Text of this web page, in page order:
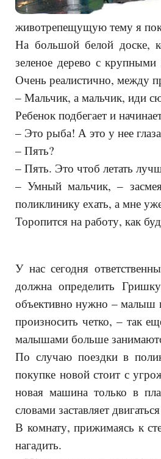
животрепещущую тему я
На большой белой доске,
зеленое дерево с
Очень реалистично, между
– Мальчик, а мальчик, иди
Ребенок подбегает и
– Это рыба! А это у нее
– Пять?
– Пять. Это чтоб летать
– Умный мальчик, –
поликлинику ехать, а мне
Торопится на работу, как
У нас сегодня
должна определить
объективно нужно – малыш
произносить четко, – так
малышами больше
По случаю поездки в
покупке новой стоит с
новая машина только в
словами заставляет
В комнату, прижимаясь к
нагадить.